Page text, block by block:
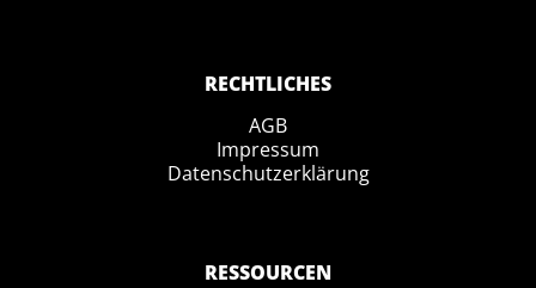
RECHTLICHES
AGB
Impressum
Datenschutzerklärung
RESSOURCEN